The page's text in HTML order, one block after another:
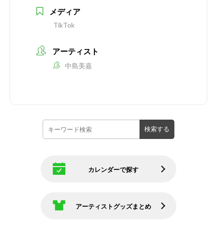
メディア
TikTok
アーティスト
中島美嘉
カレンダーで探す
アーティストグッズまとめ